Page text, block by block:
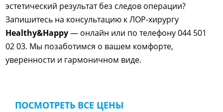
эстетический результат без следов операции?
Запишитесь на консультацию к ЛОР-хирургу
Healthy&Happy— онлайн или по телефону 044 501
02 03. Мы позаботимся о вашем комфорте,
уверенности и гармоничном виде.
ПОСМОТРЕТЬ ВСЕ ЦЕНЫ